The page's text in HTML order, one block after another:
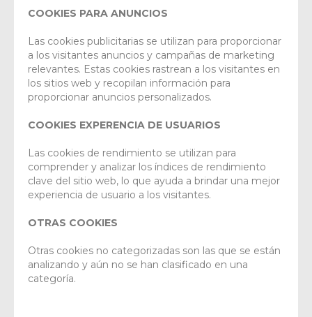
COOKIES PARA ANUNCIOS
Las cookies publicitarias se utilizan para proporcionar
a los visitantes anuncios y campañas de marketing
relevantes. Estas cookies rastrean a los visitantes en
los sitios web y recopilan información para
proporcionar anuncios personalizados.
COOKIES EXPERENCIA DE USUARIOS
Las cookies de rendimiento se utilizan para
comprender y analizar los índices de rendimiento
clave del sitio web, lo que ayuda a brindar una mejor
experiencia de usuario a los visitantes.
OTRAS COOKIES
Otras cookies no categorizadas son las que se están
analizando y aún no se han clasificado en una
categoría.